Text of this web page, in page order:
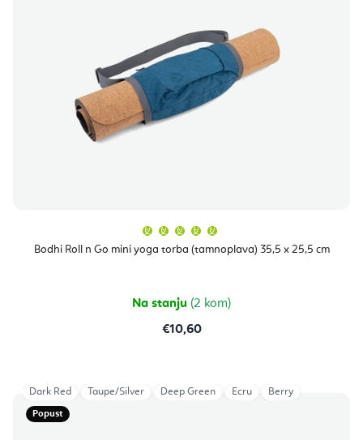
Bodhi Roll n Go mini yoga torba (tamnoplava) 35,5 x 25,5 cm
proizvoda
je
zvjezdica.
Na stanju (2 kom)
€10,60
Popust
Dark Red Taupe/Silver Deep Green Ecru Berry